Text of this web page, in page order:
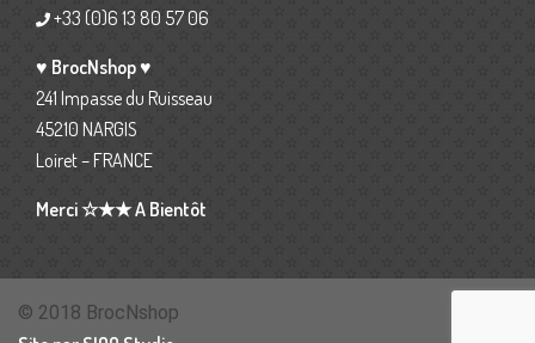
+33 (0)6 13 80 57 06
♥ BrocNshop ♥
241 Impasse du Ruisseau
45210 NARGIS
Loiret – FRANCE
Merci ☆★★ A Bientôt
© 2018 BrocNshop